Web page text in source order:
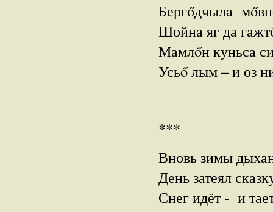
Бергőдчыла
Шойна яг да
Мамлőн куньса
Усьő лым – и оз
***
Вновь зимы
День затеял
Снег идёт - и